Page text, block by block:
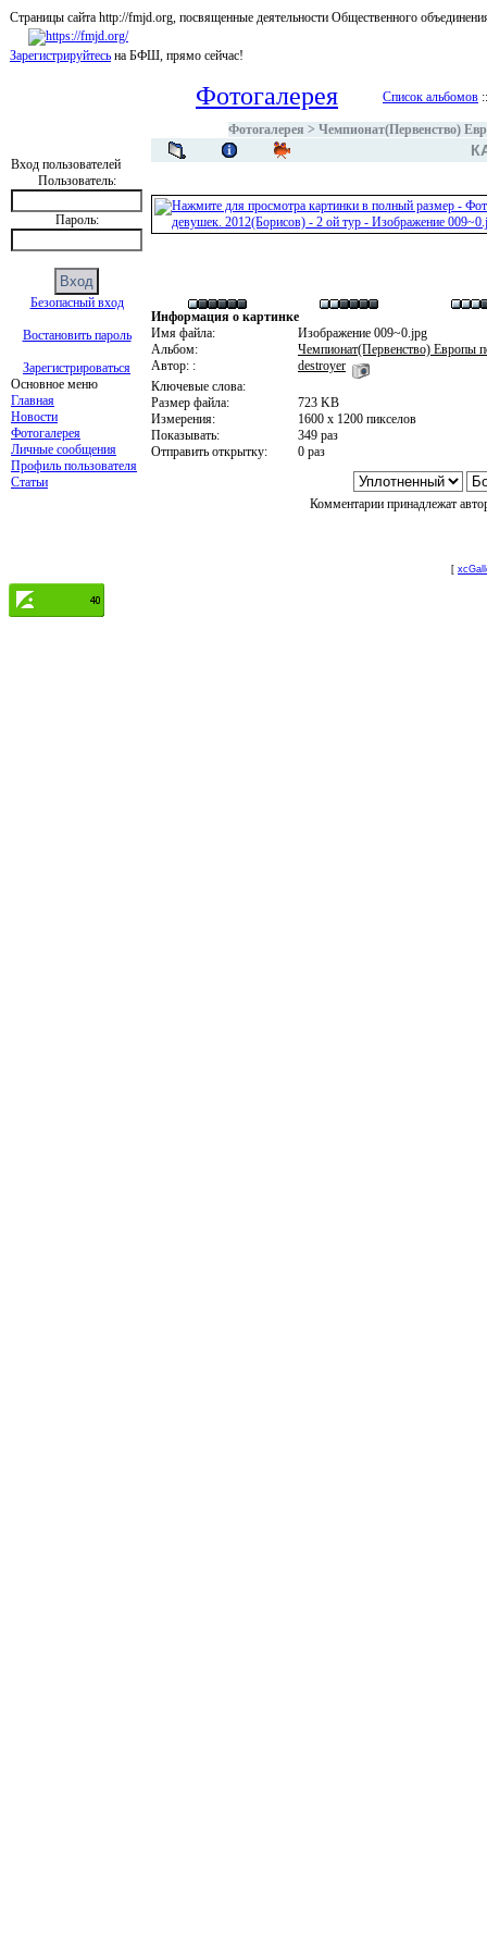
Страницы сайта http://fmjd.org, посвященные деятельности Общественного
Зарегистрируйтесь на БФШ, прямо сейчас!
Вход пользователей
Пользователь:
Пароль:
Безопасный вход
Востановить пароль
Зарегистрироваться
Основное меню
Главная
Новости
Фотогалерея
Личные сообщения
Профиль пользователя
Статьи
Фотогалерея Список альбомов
Фотогалерея > Чемпионат(Первенство)
Информация о картинке
Имя файла:
Изображение 009~0.jpg
Альбом:
Чемпионат(Первенство) Европы
Автор: :
destroyer
Ключевые слова:
Размер файла:
723 KB
Измерения:
1600 x 1200 пикселов
Показывать:
349 раз
Отправить открытку:
0 раз
Комментарии принадлежат
[